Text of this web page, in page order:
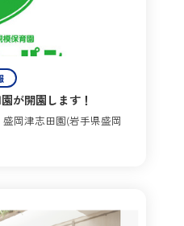
が開園します！
岡津志田園(岩手県盛岡